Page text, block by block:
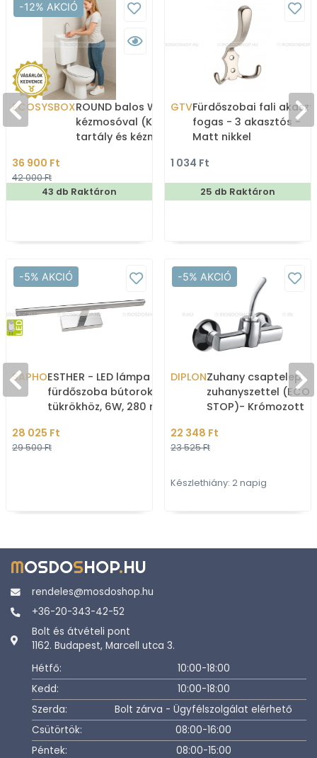
-12% AKCIÓ
ECOSYSBOXROUND balos WC tartály
kézmosóval (Kombi WC
tartály és kézmosó)
36 900 Ft
42 000 Ft
43 db Raktáron
GTVFürdőszobai fali
fogas - 3 akasztós -
Matt nikkel
1 034 Ft
25 db Raktáron
-5% AKCIÓ
SAPHOESTHER - LED lámpa
fürdőszoba bútorokhoz,
tükrökhöz, 6W, 280 mm -
28 025 Ft
29 500 Ft
-5% AKCIÓ
DIPLONZuhany csaptelep
zuhanyszettel (ECO
STOP)- Krómozott
22 348 Ft
23 525 Ft
Készlethiány: 2 napig
MOSDOSHOP.HU
rendeles@mosdoshop.hu
+36-20-343-42-52
Bolt és átvételi pont
1162. Budapest, Marcell utca 3.
Hétfő:
10:00-18:00
Kedd:
10:00-18:00
Szerda:
Bolt zárva - Ügyfélszolgálat elérhető
Csütörtök:
08:00-16:00
Péntek:
08:00-15:00